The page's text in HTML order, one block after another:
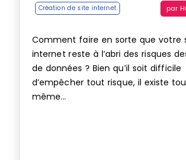
Création de site internet par
Comment faire en sorte que votre
internet reste à l’abri des risques
de données ? Bien qu’il soit difficile
d’empêcher tout risque, il existe
même...